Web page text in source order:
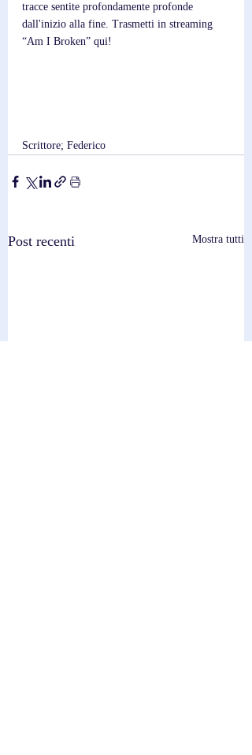
tracce sentite profondamente profonde
dall'inizio alla fine. Trasmetti in streaming
“Am I Broken” qui!
Scrittore; Federico
Post recenti Mostra tutti